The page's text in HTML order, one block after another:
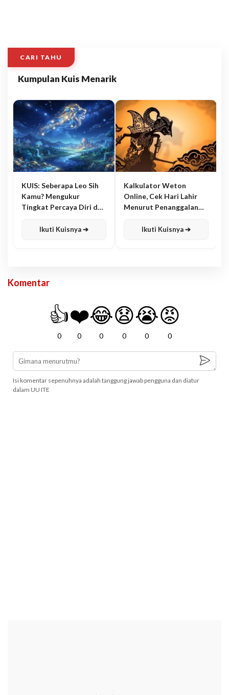
CARI TAHU
Kumpulan Kuis Menarik
KUIS: Seberapa Leo Sih
Kamu? Mengukur
Tingkat Percaya Diri dan
Ikuti Kuisnya ➔
Kalkulator Weton
Online, Cek Hari Lahir
Menurut Penanggalan
Ikuti Kuisnya ➔
Komentar
👍
0
❤️
0
😂
0
😧
0
😭
0
😡
0
Isi komentar sepenuhnya adalah tanggung jawab pengguna dan diatur
dalam UU ITE